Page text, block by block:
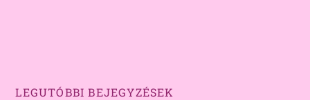
LEGUTÓBBI BEJEGYZÉSEK